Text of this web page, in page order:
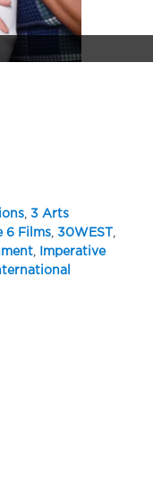
, 3 Arts
6 Films, 30WEST
,
Imperative